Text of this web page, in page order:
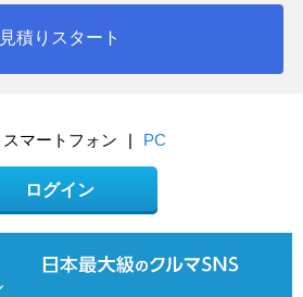
見積りスタート
スマートフォン | PC
ログイン